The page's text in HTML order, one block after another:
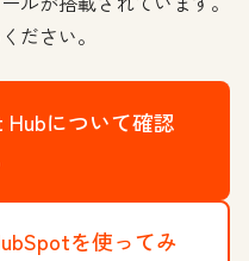
ださい。
について確認
を使ってみ